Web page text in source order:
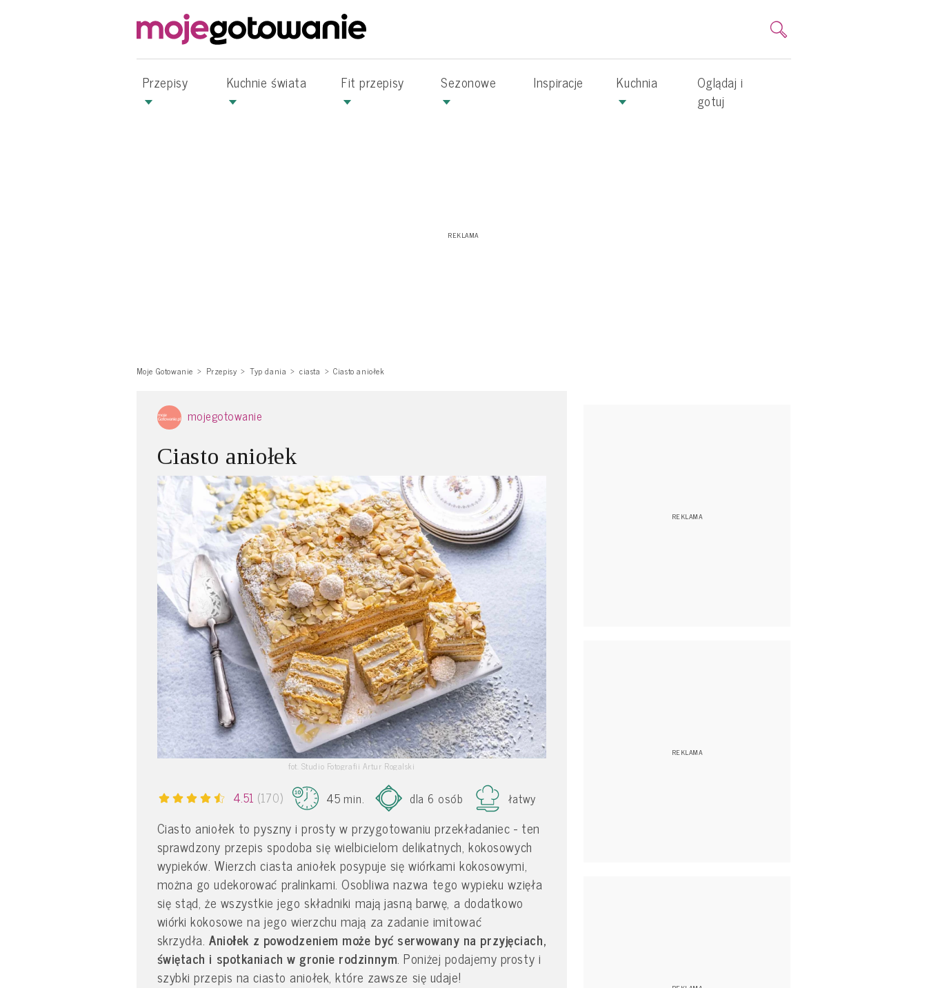
Przepisy Kuchnie świata Fit przepisy Sezonowe Inspiracje Kuchnia
Oglądaj i
gotuj
Moje Gotowanie Przepisy Typ dania ciasta Ciasto aniołek
mojegotowanie
Ciasto aniołek
fot. Studio Fotografii Artur Rogalski
4.51 (170) 45 min. dla 6 osób łatwy
Ciasto aniołek to pyszny i prosty w przygotowaniu przekładaniec - ten
sprawdzony przepis spodoba się wielbicielom delikatnych, kokosowych
wypieków. Wierzch ciasta aniołek posypuje się wiórkami kokosowymi,
można go udekorować pralinkami. Osobliwa nazwa tego wypieku wzięła
się stąd, że wszystkie jego składniki mają jasną barwę, a dodatkowo
wiórki kokosowe na jego wierzchu mają za zadanie imitować
skrzydła.Aniołek z powodzeniem może być serwowany na przyjęciach,
świętach i spotkaniach w gronie rodzinnym. Poniżej podajemy prosty i
szybki przepis na ciasto aniołek, które zawsze się udaje!